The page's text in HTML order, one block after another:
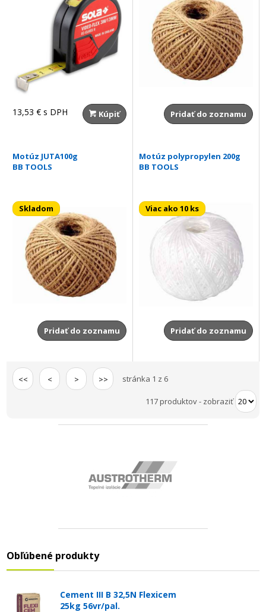
13,53 €s DPH Kúpiť Pridať do zoznamu
Motúz JUTA100g
BB TOOLS
Skladom
Pridať do zoznamu
Motúz polypropylen 200g
BB TOOLS
Viac ako 10 ks
Pridať do zoznamu
<< < > >> stránka 1 z 6
117 produktov- zobraziť
Obľúbené produkty
Cement III B 32,5N Flexicem
25kg 56vr/pal.